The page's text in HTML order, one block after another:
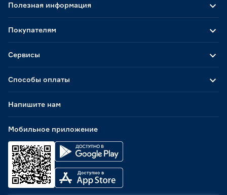
Способы оплаты
Мобильное приложение
Полезная информация
Покупателям
Сервисы
Напишите нам